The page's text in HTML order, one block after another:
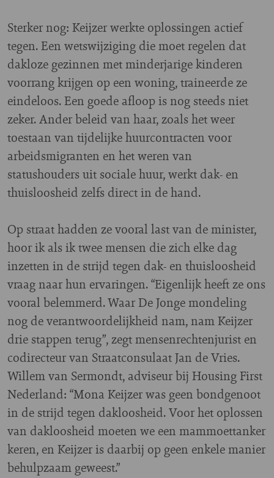
Sterker nog: Keijzer werkte oplossingen actief
tegen. Een wetswijziging die moet regelen dat
dakloze gezinnen met minderjarige kinderen
voorrang krijgen op een woning, traineerde ze
eindeloos. Een goede afloop is nog steeds niet
zeker. Ander beleid van haar, zoals het weer
toestaan van tijdelijke huurcontracten voor
arbeidsmigranten en het weren van
statushouders uit sociale huur, werkt dak- en
thuisloosheid zelfs direct in de hand.
Op straat hadden ze vooral last van de minister,
hoor ik als ik twee mensen die zich elke dag
inzetten in de strijd tegen dak- en thuisloosheid
vraag naar hun ervaringen. “Eigenlijk heeft ze ons
vooral belemmerd. Waar De Jonge mondeling
nog de verantwoordelijkheid nam, nam Keijzer
drie stappen terug”, zegt mensenrechtenjurist en
codirecteur van Straatconsulaat Jan de Vries.
Willem van Sermondt, adviseur bij Housing First
Nederland: “Mona Keijzer was geen bondgenoot
in de strijd tegen dakloosheid. Voor het oplossen
van dakloosheid moeten we een mammoettanker
keren, en Keijzer is daarbij op geen enkele manier
behulpzaam geweest.”